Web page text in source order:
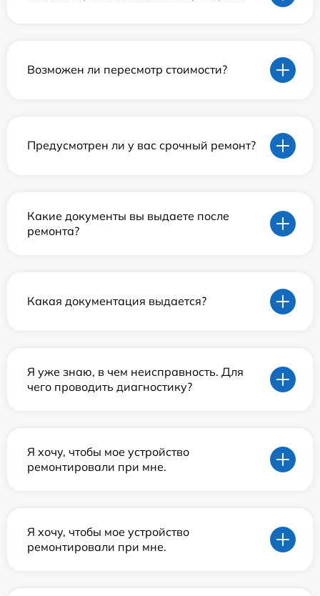
Возможен ли пересмотр стоимости?
Предусмотрен ли у вас срочный ремонт?
Какие документы вы выдаете после
ремонта?
Какая документация выдается?
Я уже знаю, в чем неисправность. Для
чего проводить диагностику?
Я хочу, чтобы мое устройство
ремонтировали при мне.
Я хочу, чтобы мое устройство
ремонтировали при мне.